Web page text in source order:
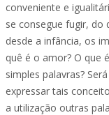
conveniente e
se consegue fugir, do
desde a infância, os
quê é o amor? O que
simples palavras?
expressar tais
a utilização outras